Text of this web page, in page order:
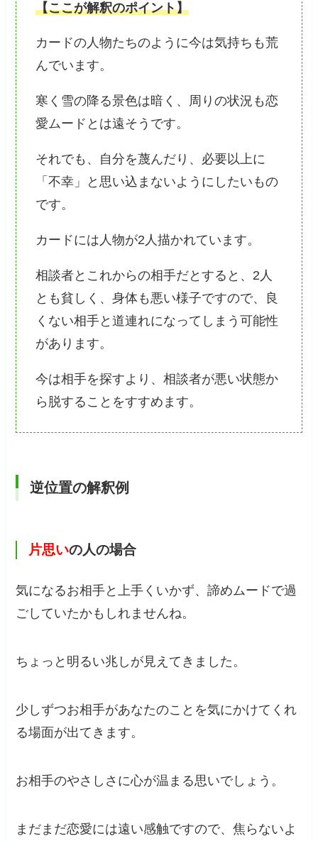
【ここが解釈のポイント】
カードの人物たちのように今は気持ちも荒
んでいます。
寒く雪の降る景色は暗く、周りの状況も恋
愛ムードとは遠そうです。
それでも、自分を蔑んだり、必要以上に
「不幸」と思い込まないようにしたいもの
です。
カードには人物が2人描かれています。
相談者とこれからの相手だとすると、2人
とも貧しく、身体も悪い様子ですので、良
くない相手と道連れになってしまう可能性
があります。
今は相手を探すより、相談者が悪い状態か
ら脱することをすすめます。
逆位置の解釈例
片思いの人の場合
気になるお相手と上手くいかず、諦めムードで過
ごしていたかもしれませんね。
ちょっと明るい兆しが見えてきました。
少しずつお相手があなたのことを気にかけてくれ
る場面が出てきます。
お相手のやさしさに心が温まる思いでしょう。
まだまだ恋愛には遠い感触ですので、焦らないよ